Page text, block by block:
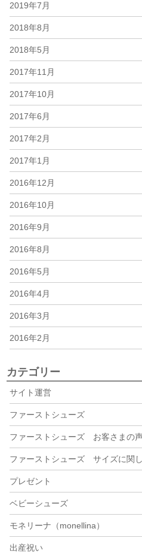
2019年7月
2018年8月
2018年5月
2017年11月
2017年10月
2017年6月
2017年2月
2017年1月
2016年12月
2016年10月
2016年9月
2016年8月
2016年5月
2016年4月
2016年3月
2016年2月
カテゴリー
サイト運営
ファーストシューズ
ファーストシューズ お客さまの
ファーストシューズ サイズに関
プレゼント
ベビーシューズ
モネリーナ（monellina）
出産祝い